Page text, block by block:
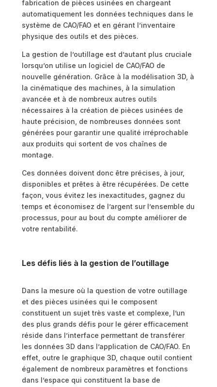
fabrication de pièces usinées en chargeant
automatiquement les données techniques dans le
système de CAO/FAO et en gérant l’inventaire
physique des outils et des pièces.
La gestion de l’outillage est d’autant plus cruciale
lorsqu’on utilise un logiciel de CAO/FAO de
nouvelle génération. Grâce à la modélisation 3D, à
la cinématique des machines, à la simulation
avancée et à de nombreux autres outils
nécessaires à la création de pièces usinées de
haute précision, de nombreuses données sont
générées pour garantir une qualité irréprochable
aux produits qui sortent de vos chaînes de
montage.
Ces données doivent donc être précises, à jour,
disponibles et prêtes à être récupérées. De cette
façon, vous évitez les inexactitudes, gagnez du
temps et économisez de l’argent sur l’ensemble du
processus, pour au bout du compte améliorer de
votre rentabilité.
Les défis liés à la gestion de l’outillage
Dans la mesure où la question de votre outillage
et des pièces usinées qui le composent
constituent un sujet très vaste et complexe, l’un
des plus grands défis pour le gérer efficacement
réside dans l’interface permettant de transférer
les données 3D dans l’application de CAO/FAO. En
effet, outre le graphique 3D, chaque outil contient
également de nombreux paramètres et fonctions
dans l’espace qui constituent la base de